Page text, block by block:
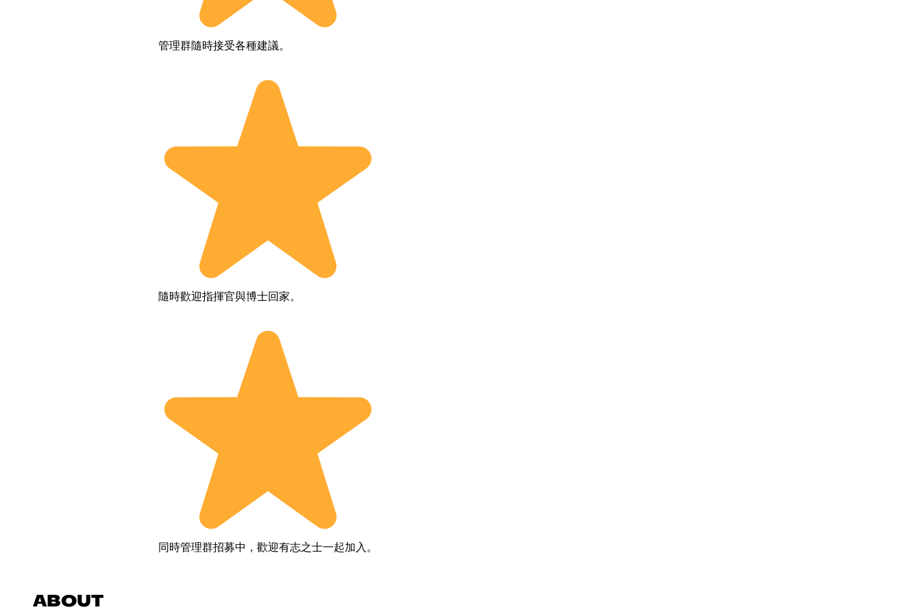
管理群隨時接受各種建議。
隨時歡迎指揮官與博士回家。
同時管理群招募中，歡迎有志之士一起加入。
ABOUT